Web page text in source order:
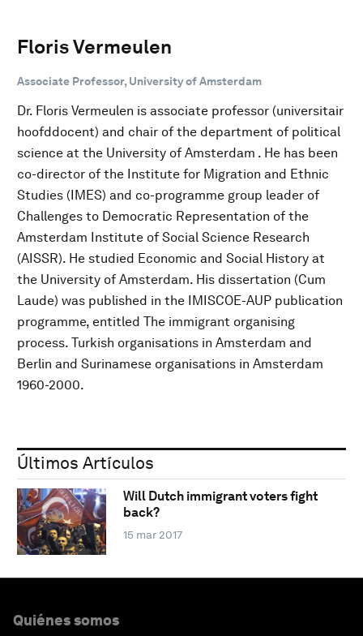
Floris Vermeulen
Associate Professor, University of Amsterdam
Dr. Floris Vermeulen is associate professor (universitair
hoofddocent) and chair of the department of political
science at the University of Amsterdam . He has been
co-director of the Institute for Migration and Ethnic
Studies (IMES) and co-programme group leader of
Challenges to Democratic Representation of the
Amsterdam Institute of Social Science Research
(AISSR). He studied Economic and Social History at
the University of Amsterdam. His dissertation (Cum
Laude) was published in the IMISCOE-AUP publication
programme, entitled The immigrant organising
process. Turkish organisations in Amsterdam and
Berlin and Surinamese organisations in Amsterdam
1960-2000.
Últimos Artículos
Will Dutch immigrant voters fight
back?
15 mar 2017
Quiénes somos